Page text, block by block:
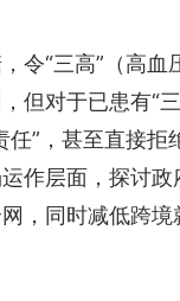
令“三高”（高
但对于已患有
”，甚至直接
作层面，探讨
，同时减低跨